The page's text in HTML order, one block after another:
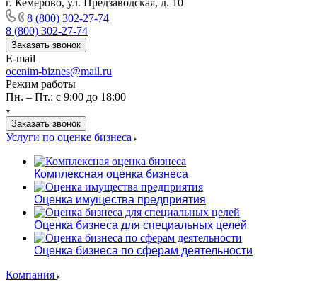
г. Кемерово, ул. Предзаводская, д. 10
8 (800) 302-27-74
8 (800) 302-27-74
Заказать звонок
E-mail
ocenim-biznes@mail.ru
Режим работы
Пн. – Пт.: с 9:00 до 18:00
Заказать звонок
Услуги по оценке бизнеса
Комплексная оценка бизнеса
Оценка имущества предприятия
Оценка бизнеса для специальных целей
Оценка бизнеса по сферам деятельности
Компания